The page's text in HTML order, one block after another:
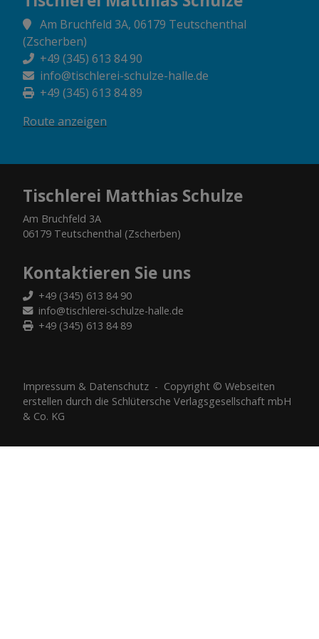
Am Bruchfeld 3A, 06179 Teutschenthal
(Zscherben)
+49 (345) 613 84 90
info@tischlerei-schulze-halle.de
+49 (345) 613 84 89
Route anzeigen
Tischlerei Matthias Schulze
Am Bruchfeld 3A
06179 Teutschenthal (Zscherben)
Kontaktieren Sie uns
+49 (345) 613 84 90
info@tischlerei-schulze-halle.de
+49 (345) 613 84 89
Impressum & Datenschutz - Copyright © Webseiten
erstellen durch die Schlütersche Verlagsgesellschaft mbH
& Co. KG